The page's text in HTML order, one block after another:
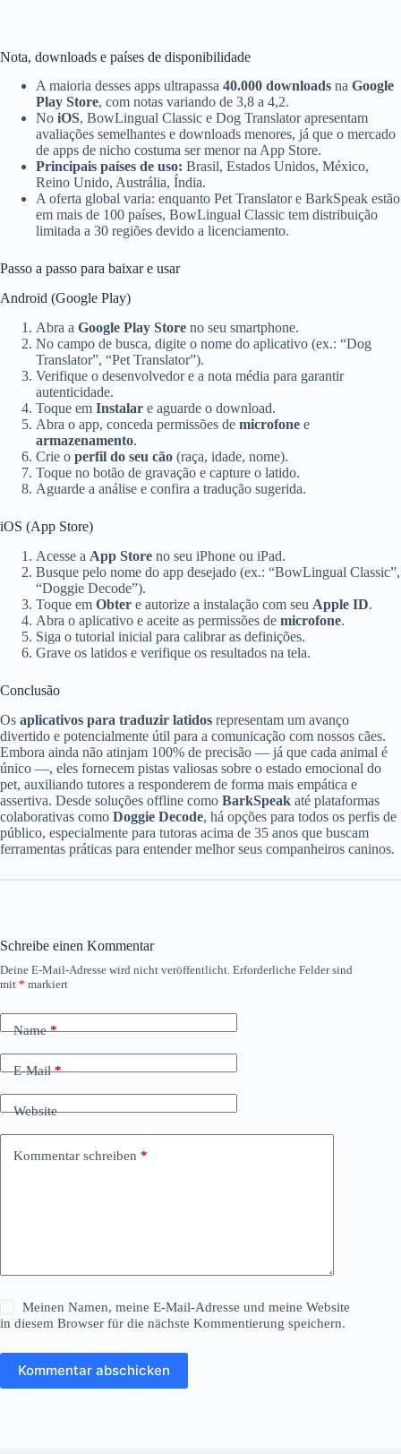
Nota, downloads e países de disponibilidade
A maioria desses apps ultrapassa 40.000 downloads na Google
Play Store, com notas variando de 3,8 a 4,2.
No iOS, BowLingual Classic e Dog Translator apresentam
avaliações semelhantes e downloads menores, já que o mercado
de apps de nicho costuma ser menor na App Store.
Principais países de uso: Brasil, Estados Unidos, México,
Reino Unido, Austrália, Índia.
A oferta global varia: enquanto Pet Translator e BarkSpeak estão
em mais de 100 países, BowLingual Classic tem distribuição
limitada a 30 regiões devido a licenciamento.
Passo a passo para baixar e usar
Android (Google Play)
Abra a Google Play Store no seu smartphone.
No campo de busca, digite o nome do aplicativo (ex.: “Dog
Translator”, “Pet Translator”).
Verifique o desenvolvedor e a nota média para garantir
autenticidade.
Toque em Instalar e aguarde o download.
Abra o app, conceda permissões de microfone e
armazenamento.
Crie o perfil do seu cão (raça, idade, nome).
Toque no botão de gravação e capture o latido.
Aguarde a análise e confira a tradução sugerida.
iOS (App Store)
Acesse a App Store no seu iPhone ou iPad.
Busque pelo nome do app desejado (ex.: “BowLingual Classic”,
“Doggie Decode”).
Toque em Obter e autorize a instalação com seu Apple ID.
Abra o aplicativo e aceite as permissões de microfone.
Siga o tutorial inicial para calibrar as definições.
Grave os latidos e verifique os resultados na tela.
Conclusão
Os aplicativos para traduzir latidos representam um avanço
divertido e potencialmente útil para a comunicação com nossos cães.
Embora ainda não atinjam 100% de precisão — já que cada animal é
único —, eles fornecem pistas valiosas sobre o estado emocional do
pet, auxiliando tutores a responderem de forma mais empática e
assertiva. Desde soluções offline como BarkSpeak até plataformas
colaborativas como Doggie Decode, há opções para todos os perfis de
público, especialmente para tutoras acima de 35 anos que buscam
ferramentas práticas para entender melhor seus companheiros caninos.
Schreibe einen Kommentar
Deine E-Mail-Adresse wird nicht veröffentlicht. Erforderliche Felder sind
mit * markiert
Name*
E-Mail*
Website
Kommentar schreiben *
Meinen Namen, meine E-Mail-Adresse und meine Website
in diesem Browser für die nächste Kommentierung speichern.
Kommentar abschicken